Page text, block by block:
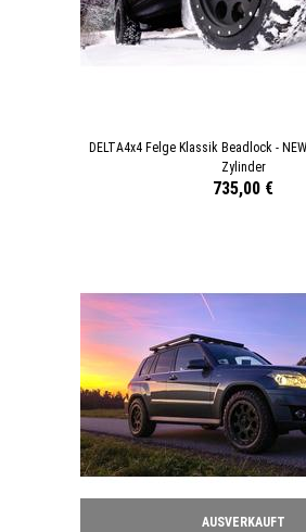
DELTA4x4 Felge Klassik Beadlock -
Zylinder
735,00 €
AUSVERKAUFT